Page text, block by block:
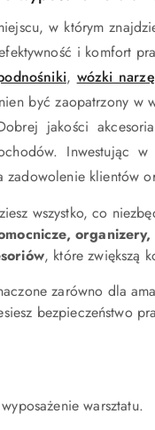
w którym
i komfort
, wózki
być zaopatrzony
jakości
Inwestując
klientów
wszystko, co
, które zwiększą
zarówno dla
bezpieczeństwo
warsztatu.